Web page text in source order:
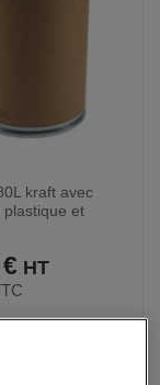
kraft avec
plastique et